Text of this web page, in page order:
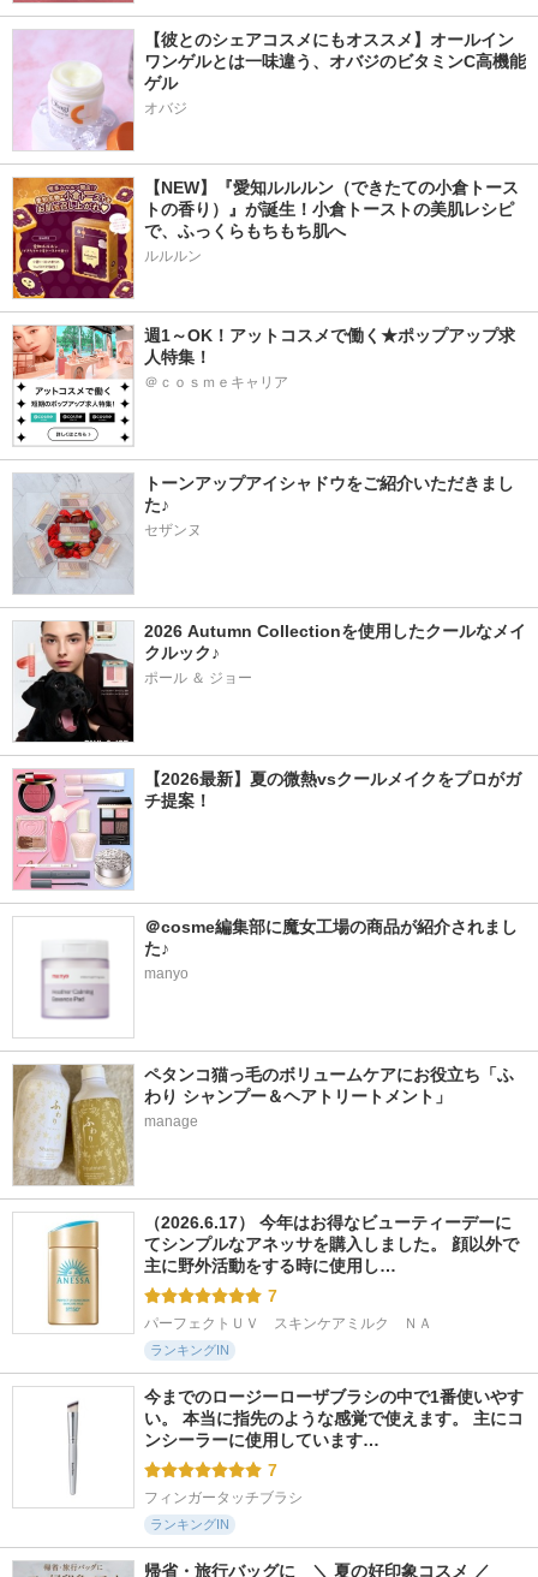
【彼とのシェアコスメにもオススメ】オールイン
ワンゲルとは一味違う、オバジのビタミンC高機能
ゲル
オバジ
【NEW】『愛知ルルルン（できたての小倉トース
トの香り）』が誕生！小倉トーストの美肌レシピ
で、ふっくらもちもち肌へ
ルルルン
週1～OK！アットコスメで働く★ポップアップ求
人特集！
＠ｃｏｓｍｅキャリア
トーンアップアイシャドウをご紹介いただきまし
た♪
セザンヌ
2026 Autumn Collectionを使用したクールなメイ
クルック♪
ポール ＆ ジョー
【2026最新】夏の微熱vsクールメイクをプロがガ
チ提案！
＠cosme編集部に魔女工場の商品が紹介されまし
た♪
manyo
ペタンコ猫っ毛のボリュームケアにお役立ち「ふ
わり シャンプー＆ヘアトリートメント」
manage
（2026.6.17） 今年はお得なビューティーデーに
てシンプルなアネッサを購入しました。 顔以外で
主に野外活動をする時に使用し…
7
パーフェクトＵＶ　スキンケアミルク　ＮＡ
ランキングIN
今までのロージーローザブラシの中で1番使いやす
い。 本当に指先のような感覚で使えます。 主にコ
ンシーラーに使用しています…
7
フィンガータッチブラシ
ランキングIN
帰省・旅行バッグに　＼ 夏の好印象コスメ ／